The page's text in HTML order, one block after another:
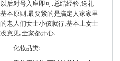
以后对号入座即可.总结经验,送礼
基本原则,最要紧的是搞定人家家里
的老人们女士小孩就行,基本上女士
没意见,全家都开心.
化妆品类: